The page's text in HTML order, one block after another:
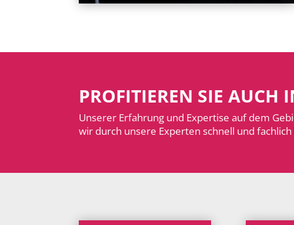
PROFITIEREN SIE AUCH
Unserer Erfahrung und Expertise auf dem
wir durch unsere Experten schnell und